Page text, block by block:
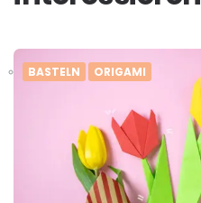
BASTELN ORIGAMI